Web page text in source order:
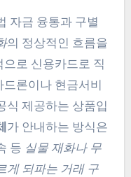
자금 융통과 구별
의 정상적인 흐름을
로 신용카드로 직
론이나 현금서비
식 제공하는 상품입
가 안내하는 방식은
등 실물 재화나 무
게 되파는 거래 구